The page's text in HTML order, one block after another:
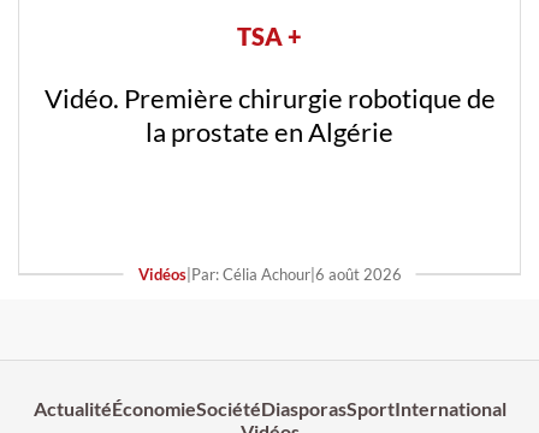
TSA +
Vidéo. Première chirurgie robotique de
la prostate en Algérie
Vidéos|Par: Célia Achour|6 août 2026
ActualitéÉconomieSociétéDiasporasSportInternational